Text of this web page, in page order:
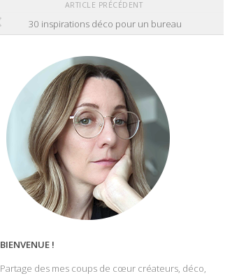
ARTICLE PRÉCÉDENT
30 inspirations déco pour un bureau
BIENVENUE !
Partage des mes coups de cœur créateurs, déco,